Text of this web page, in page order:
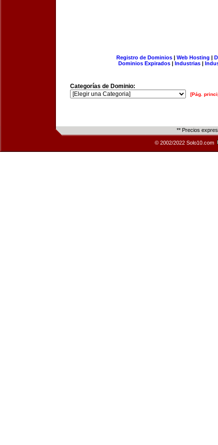
Registro de Dominios| Web Hosting |
Dominios Expirados | Industrias |
Categorías de Dominio:
[Pág.
** Precios
© 2002/2022 Solo10.com